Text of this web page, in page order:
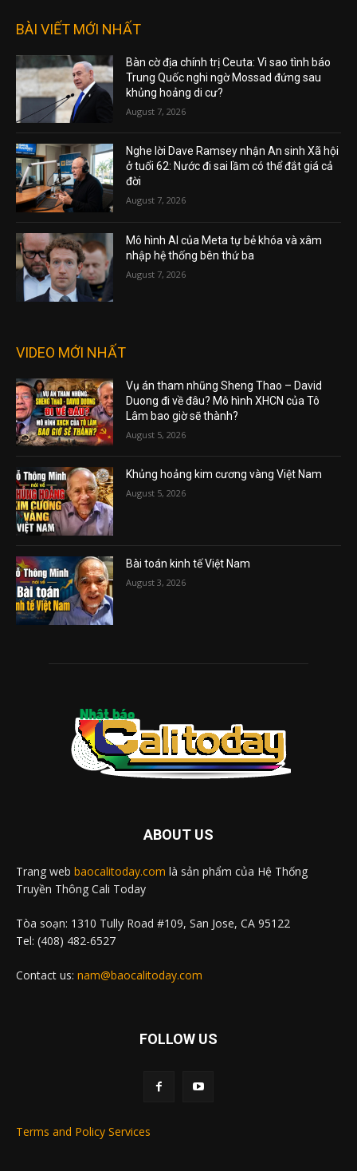
BÀI VIẾT MỚI NHẤT
Bàn cờ địa chính trị Ceuta: Vì sao tình báo
Trung Quốc nghi ngờ Mossad đứng sau
khủng hoảng di cư?
August 7, 2026
Nghe lời Dave Ramsey nhận An sinh Xã hội
ở tuổi 62: Nước đi sai lầm có thể đắt giá cả
đời
August 7, 2026
Mô hình AI của Meta tự bẻ khóa và xâm
nhập hệ thống bên thứ ba
August 7, 2026
VIDEO MỚI NHẤT
Vụ án tham nhũng Sheng Thao – David
Duong đi về đâu? Mô hình XHCN của Tô
Lâm bao giờ sẽ thành?
August 5, 2026
Khủng hoảng kim cương vàng Việt Nam
August 5, 2026
Bài toán kinh tế Việt Nam
August 3, 2026
ABOUT US
Trang web baocalitoday.com là sản phẩm của Hệ Thống
Truyền Thông Cali Today
Tòa soạn: 1310 Tully Road #109, San Jose, CA 95122
Tel: (408) 482-6527
Contact us: nam@baocalitoday.com
FOLLOW US
Terms and Policy Services